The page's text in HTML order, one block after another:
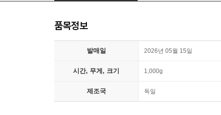
품목정보
발매일 2026년 05월 15일
시간, 무게, 크기 1,000g
제조국 독일